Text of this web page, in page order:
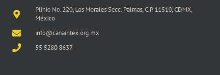
Plinio No. 220, Los Morales Secc. Palmas, C.P. 11510, CDMX,
México
info@canaintex.org.mx
55 5280 8637